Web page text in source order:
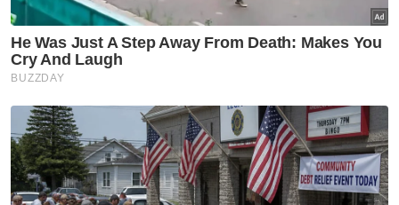
Sukan
Dua jaguh, satu impian di
Sukan
Sukan Asia 2026: Eain Yow,
Sivasangari galas misi besar
buru tiket ke LA28